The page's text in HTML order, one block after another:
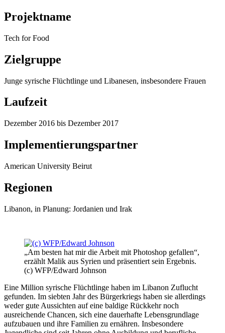
Projektname
Tech for Food
Zielgruppe
Junge syrische Flüchtlinge und Libanesen, insbesondere Frauen
Laufzeit
Dezember 2016 bis Dezember 2017
Implementierungspartner
American University Beirut
Regionen
Libanon, in Planung: Jordanien und Irak
„Am besten hat mir die Arbeit mit Photoshop gefallen“,
erzählt Malik aus Syrien und präsentiert sein Ergebnis.
(c) WFP/Edward Johnson
Eine Million syrische Flüchtlinge haben im Libanon Zuflucht
gefunden. Im siebten Jahr des Bürgerkriegs haben sie allerdings
weder gute Aussichten auf eine baldige Rückkehr noch
ausreichende Chancen, sich eine dauerhafte Lebensgrundlage
aufzubauen und ihre Familien zu ernähren. Insbesondere